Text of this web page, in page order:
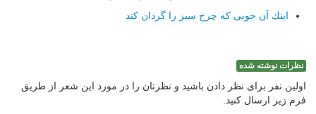
اینك آن جویی كه چرخ سبز را گردان كند
نظرات نوشته شده
اولین نفر برای نظر دادن باشید و نظرتان را در مورد این شعر از طریق
فرم زیر ارسال کنید.